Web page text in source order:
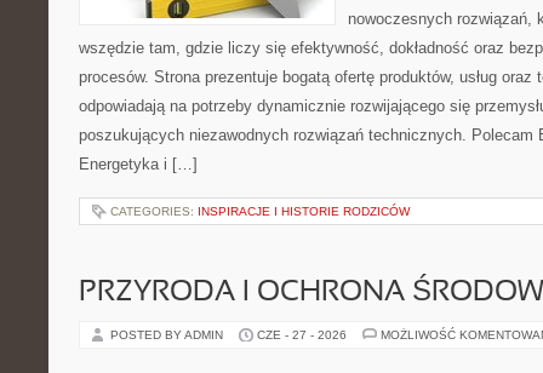
nowoczesnych rozwiązań,
wszędzie tam, gdzie liczy się efektywność, dokładność oraz
procesów. Strona prezentuje bogatą ofertę produktów, usług oraz
odpowiadają na potrzeby dynamicznie rozwijającego się
poszukujących niezawodnych rozwiązań technicznych. Polecam
Energetyka i […]
CATEGORIES: INSPIRACJE I HISTORIE RODZICÓW
PRZYRODA I OCHRONA
POSTED BY ADMIN CZE - 27 - 2026 MOŻLIWOŚĆ